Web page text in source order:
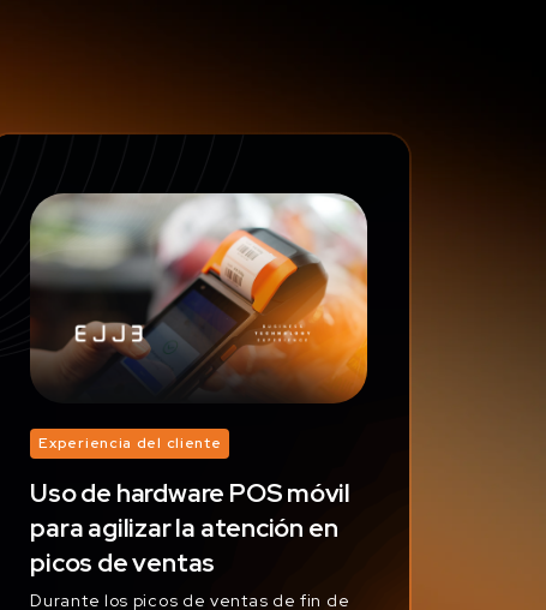
Experiencia del cliente
Uso de hardware POS móvil
para agilizar la atención en
picos de ventas
Durante los picos de ventas de fin de